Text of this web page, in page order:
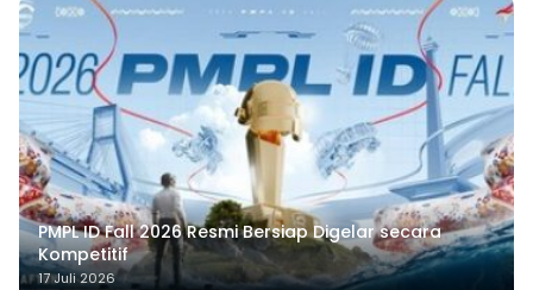
PMPL ID Fall 2026 Resmi Bersiap Digelar secara
Kompetitif
17 Juli 2026